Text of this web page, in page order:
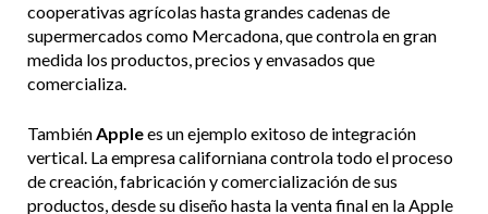
cooperativas agrícolas hasta grandes cadenas de
supermercados como Mercadona, que controla en gran
medida los productos, precios y envasados que
comercializa.
TambiénApplees un ejemplo exitoso de integración
vertical. La empresa californiana controla todo el proceso
de creación, fabricación y comercialización de sus
productos, desde su diseño hasta la venta final en la Apple